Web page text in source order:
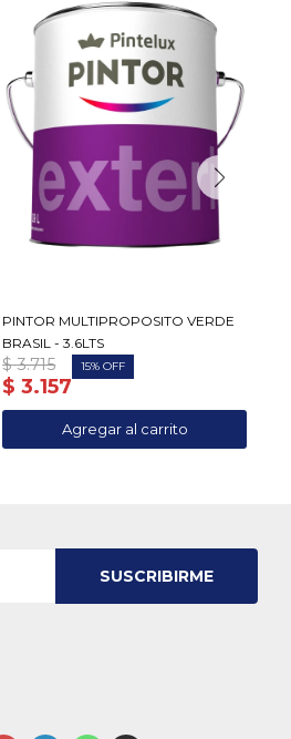
PINTOR MULTIPROPOSITO VERDE
BRASIL - 3.6LTS
$ 3.157
$ 3.715 15
SUSCRIBIRME